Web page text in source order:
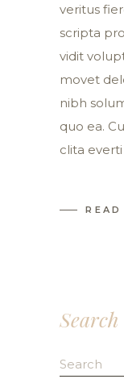
veritus
scripta
vidit
movet
nibh
quo ea.
clita
READ
Search
Search
for: